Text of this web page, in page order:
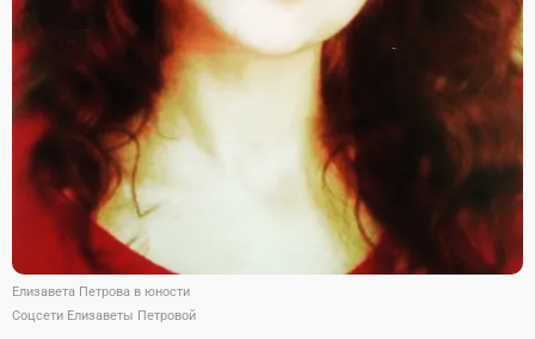
Елизавета Петрова в юности
Соцсети Елизаветы Петровой